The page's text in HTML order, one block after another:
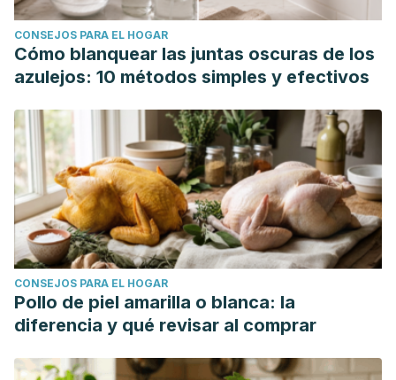
CONSEJOS PARA EL HOGAR
Cómo blanquear las juntas oscuras de los
azulejos: 10 métodos simples y efectivos
CONSEJOS PARA EL HOGAR
Pollo de piel amarilla o blanca: la
diferencia y qué revisar al comprar